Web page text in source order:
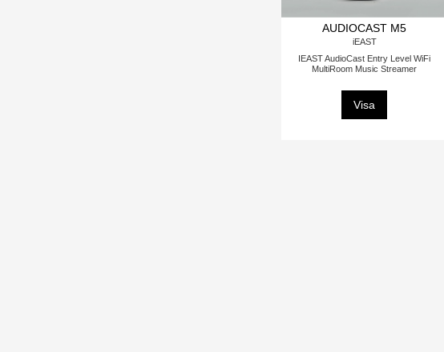
AUDIOCAST M5
iEAST
IEAST AudioCast Entry Level WiFi
MultiRoom Music Streamer
Visa